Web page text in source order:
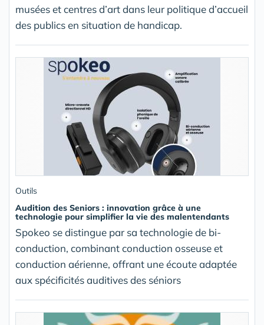
musées et centres d’art dans leur politique d’accueil
des publics en situation de handicap.
Outils
Audition des Seniors : innovation grâce à une
technologie pour simplifier la vie des malentendants
Spokeo se distingue par sa technologie de bi-
conduction, combinant conduction osseuse et
conduction aérienne, offrant une écoute adaptée
aux spécificités auditives des séniors